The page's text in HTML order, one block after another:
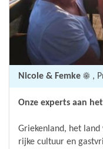
Nicole & Femke ☀️ ,
Onze experts aan
Griekenland, het land
rijke cultuur en